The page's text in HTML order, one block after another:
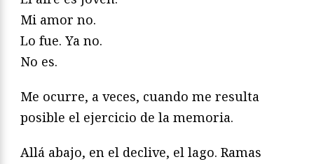
Mi amor no.
Lo fue. Ya no.
No es.
Me ocurre, a veces, cuando me resulta
posible el ejercicio de la memoria.
Allá abajo, en el declive, el lago. Ramas